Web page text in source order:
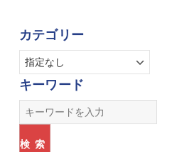
カテゴリー
キーワード
検索